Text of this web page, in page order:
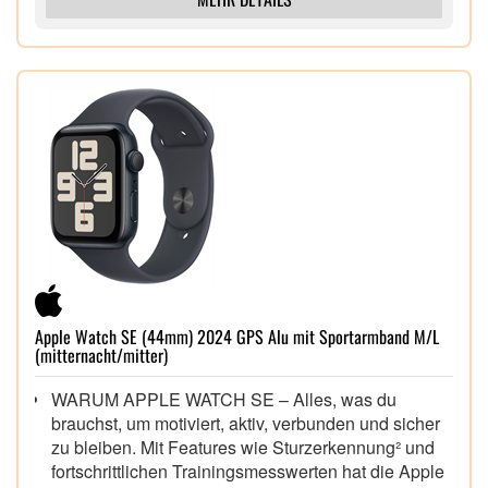
Apple Watch SE (44mm) 2024 GPS Alu mit Sportarmband M/L
(mitternacht/mitter)
WARUM APPLE WATCH SE – Alles, was du
brauchst, um motiviert, aktiv, verbunden und sicher
zu bleiben. Mit Features wie Sturzerkennung² und
fortschrittlichen Trainingsmesswerten hat die Apple